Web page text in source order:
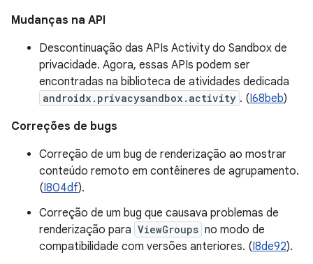
Mudanças na API
Descontinuação das APIs Activity do Sandbox de
privacidade. Agora, essas APIs podem ser
encontradas na biblioteca de atividades dedicada
androidx.privacysandbox.activity . (I68beb)
Correções de bugs
Correção de um bug de renderização ao mostrar
conteúdo remoto em contêineres de agrupamento.
(I804df).
Correção de um bug que causava problemas de
renderização para ViewGroups no modo de
compatibilidade com versões anteriores. (I8de92).